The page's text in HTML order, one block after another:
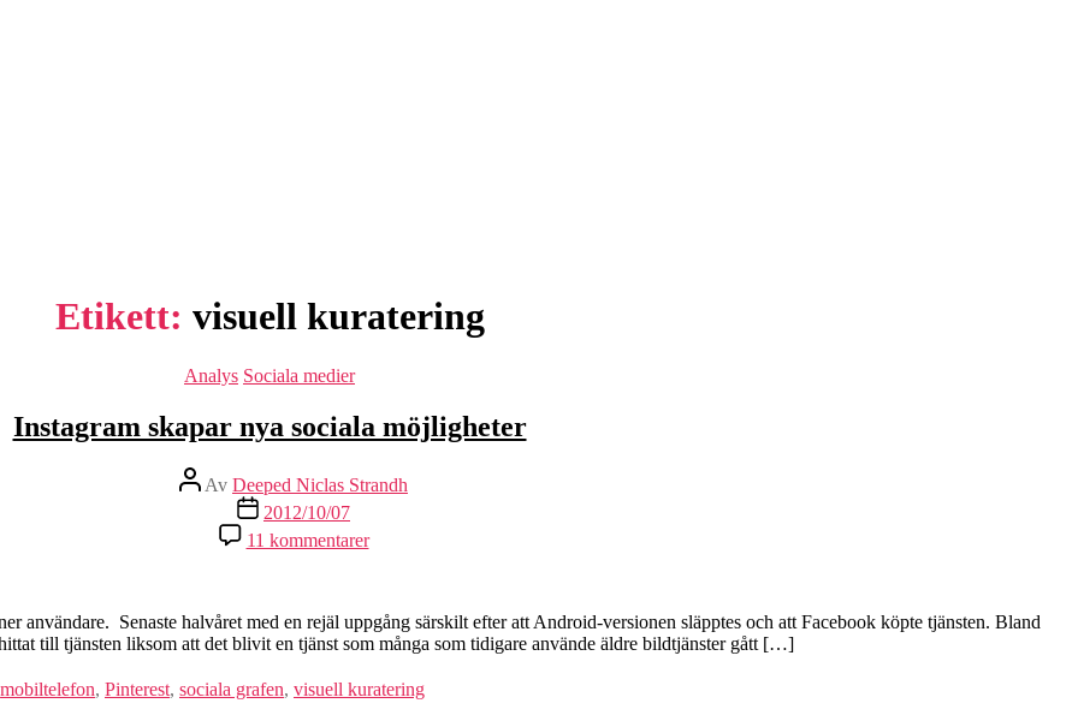
Etikett: visuell kuratering
Kategorier
Analys Sociala medier
Instagram skapar nya sociala möjligheter
Inläggsförfattare
Av Deeped Niclas Strandh
Inläggsdatum
2012/10/07
11 kommentarertill
Instagram
sociala
möjligheter
användare. Senaste halvåret med en rejäl uppgång särskilt efter att Android-versionen släpptes och att Facebook köpte tjänsten. Bland
till tjänsten liksom att det blivit en tjänst som många som tidigare använde äldre bildtjänster gått […]
mobiltelefon, Pinterest, sociala grafen, visuell kuratering